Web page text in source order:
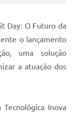
Day: O Futuro da
o lançamento
uma solução
a atuação dos
Inova